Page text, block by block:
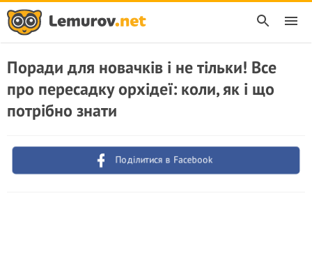
Поради для новачків і не тільки! Все
про пересадку орхідеї: коли, як і що
потрібно знати
Поділитися в Facebook